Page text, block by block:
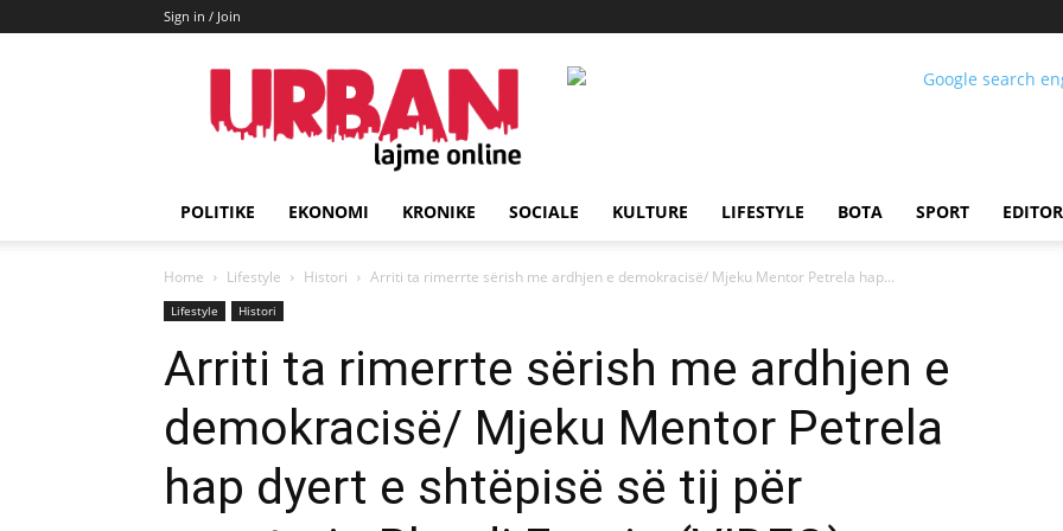
Sign in / Join
URBAN
Lajme
POLITIKE EKONOMI KRONIKE SOCIALE KULTURE LIFESTYLE BOTA SPORT
Home Lifestyle Histori Arriti ta rimerrte sërish me ardhjen e demokracisë/ Mjeku Mentor Petrela hap...
Lifestyle Histori
Arriti ta rimerrte sërish me ardhjen e
demokracisë/ Mjeku Mentor Petrela
hap dyert e shtëpisë së tij për